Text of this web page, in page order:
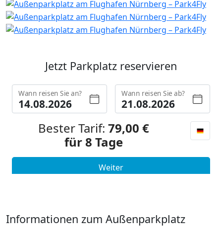
Jetzt Parkplatz reservieren
Informationen zum Außenparkplatz